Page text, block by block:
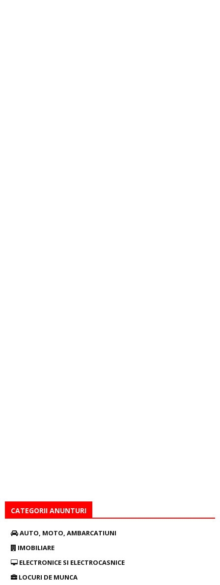
CATEGORII ANUNTURI
AUTO, MOTO, AMBARCATIUNI
IMOBILIARE
ELECTRONICE SI ELECTROCASNICE
LOCURI DE MUNCA